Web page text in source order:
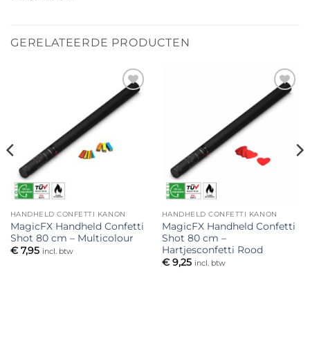
GERELATEERDE PRODUCTEN
Toevoegen
aan
verlanglijst
HANDHELD CONFETTI KANON
MagicFX Handheld Confetti
Shot 80 cm – Multicolour
€7,95 incl. btw
Toevoegen
aan
verlanglijst
HANDHELD CONFETTI KANON
MagicFX Handheld Confetti
Shot 80 cm –
Hartjesconfetti Rood
€9,25 incl. btw